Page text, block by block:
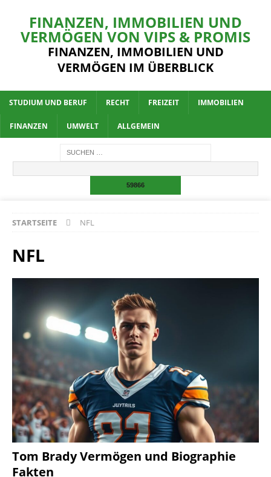
FINANZEN, IMMOBILIEN UND
VERMÖGEN VON VIPS & PROMIS
FINANZEN, IMMOBILIEN UND
VERMÖGEN IM ÜBERBLICK
STUDIUM UND BERUF RECHT FREIZEIT IMMOBILIEN
FINANZEN UMWELT ALLGEMEIN
STARTSEITE NFL
NFL
Tom Brady Vermögen und Biographie
Fakten